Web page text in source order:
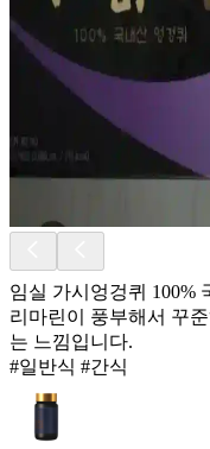
임실 가시엉겅퀴 100%
리마린이 풍부해서 꾸
는 느낌입니다.
#일반식 #간식